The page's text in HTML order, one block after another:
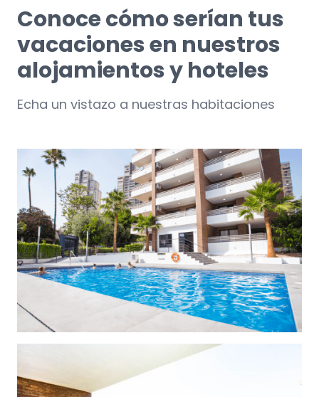
Conoce cómo serían tus
vacaciones en nuestros
alojamientos y hoteles
Echa un vistazo a nuestras habitaciones